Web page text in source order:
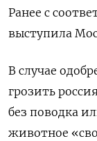
Ранее с
выступила
В случае
грозить
без поводка
животное